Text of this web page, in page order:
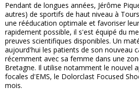
Pendant de longues années, Jérôme
autres) de sportifs de haut niveau à
une rééducation optimale et favoriser
rapidement possible, il s'est équipé du
preuves scientifiques disponibles. Un
aujourd'hui les patients de son nouveau
récemment avec sa femme dans une
Bretagne. Il utilise notamment le nouvel
focales d'EMS, le Dolorclast Focused
mois.